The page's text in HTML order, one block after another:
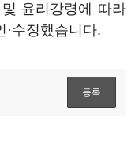
윤리강령에 따라
수정했습니다.